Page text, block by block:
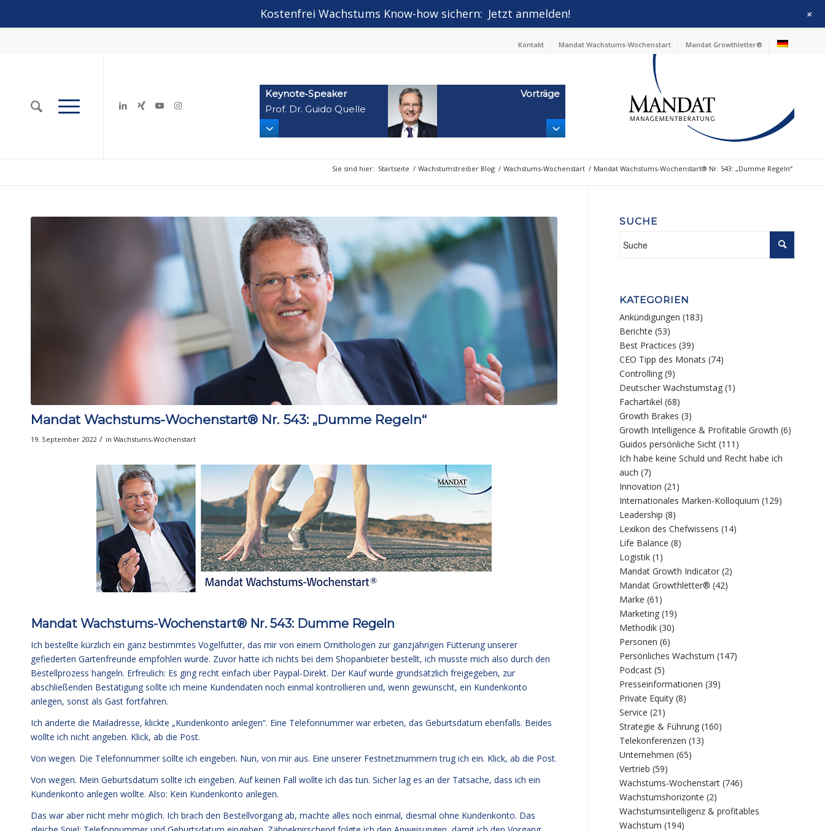
Kontakt Mandat Wachstums-Wochenstart Mandat Growthletter®
Keynote‑Speaker
Prof. Dr. Guido Quelle
Vorträge
Sie sind hier: Startseite / Wachstumstreiber Blog / Wachstums-Wochenstart / Mandat Wachstums-Wochenstart® Nr. 543: „Dumme Regeln“
Mandat Wachstums-Wochenstart® Nr. 543: „Dumme Regeln“
19. September 2022 / in Wachstums-Wochenstart
Mandat Wachstums-Wochenstart® Nr. 543: Dumme Regeln
Ich bestellte kürzlich ein ganz bestimmtes Vogelfutter, das mir von einem Ornithologen zur ganzjährigen Fütterung unserer
gefiederten Gartenfreunde empfohlen wurde. Zuvor hatte ich nichts bei dem Shopanbieter bestellt, ich musste mich also durch den
Bestellprozess hangeln. Erfreulich: Es ging recht einfach über Paypal-Direkt. Der Kauf wurde grundsätzlich freigegeben, zur
abschließenden Bestätigung sollte ich meine Kundendaten noch einmal kontrollieren und, wenn gewünscht, ein Kundenkonto
anlegen, sonst als Gast fortfahren.
Ich änderte die Mailadresse, klickte „Kundenkonto anlegen“. Eine Telefonnummer war erbeten, das Geburtsdatum ebenfalls. Beides
wollte ich nicht angeben. Klick, ab die Post.
Von wegen. Die Telefonnummer sollte ich eingeben. Nun, von mir aus. Eine unserer Festnetznummern trug ich ein. Klick, ab die Post.
Von wegen. Mein Geburtsdatum sollte ich eingeben. Auf keinen Fall wollte ich das tun. Sicher lag es an der Tatsache, dass ich ein
Kundenkonto anlegen wollte. Also: Kein Kundenkonto anlegen.
Das war aber nicht mehr möglich. Ich brach den Bestellvorgang ab, machte alles noch einmal, diesmal ohne Kundenkonto. Das
SUCHE
KATEGORIEN
Ankündigungen (183)
Berichte (53)
Best Practices (39)
CEO Tipp des Monats (74)
Controlling (9)
Deutscher Wachstumstag (1)
Fachartikel (68)
Growth Brakes (3)
Growth Intelligence & Profitable Growth (6)
Guidos persönliche Sicht (111)
Ich habe keine Schuld und Recht habe ich
auch (7)
Innovation (21)
Internationales Marken-Kolloquium (129)
Leadership (8)
Lexikon des Chefwissens (14)
Life Balance (8)
Logistik (1)
Mandat Growth Indicator (2)
Mandat Growthletter® (42)
Marke (61)
Marketing (19)
Methodik (30)
Personen (6)
Persönliches Wachstum (147)
Podcast (5)
Presseinformationen (39)
Private Equity (8)
Service (21)
Strategie & Führung (160)
Telekonferenzen (13)
Unternehmen (65)
Vertrieb (59)
Wachstums-Wochenstart (746)
Wachstumshorizonte (2)
Wachstumsintelligenz & profitables
Wachstum (194)
Kostenfrei Wachstums Know-how sichern: Jetzt anmelden! +